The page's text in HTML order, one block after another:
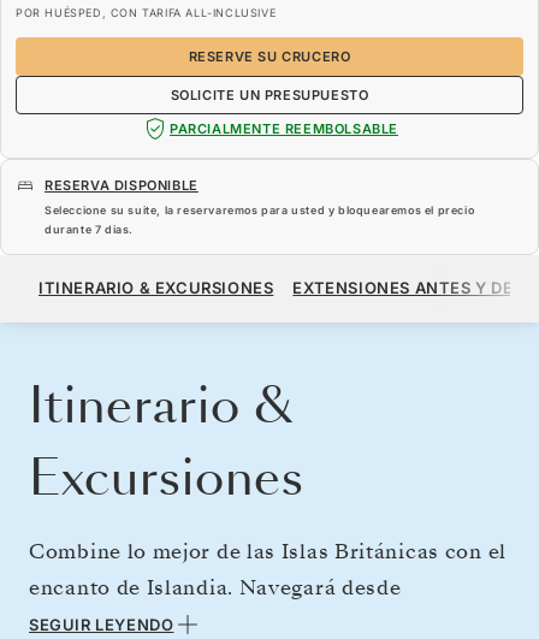
POR HUÉSPED, CON TARIFA ALL-INCLUSIVE
RESERVE SU CRUCERO
SOLICITE UN PRESUPUESTO
PARCIALMENTE REEMBOLSABLE
RESERVA DISPONIBLE
Seleccione su suite, la reservaremos para usted y bloquearemos el precio
durante 7 dias.
8400 US$
ITINERARIO & EXCURSIONES EXTENSIONES ANTES Y
Itinerario &
Excursiones
Combine lo mejor de las Islas Británicas con el
encanto de Islandia. Navegará desde
Southampton hasta el histórico puerto de
SEGUIR LEYENDO